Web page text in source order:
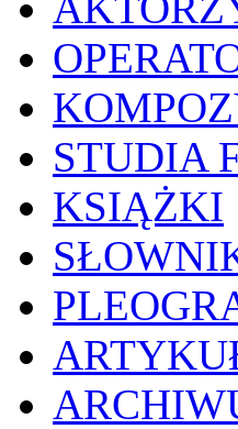
STUDIA
KSIĄŻKI